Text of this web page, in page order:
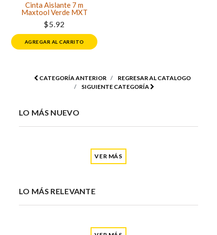
Cinta Aislante 7 m
Maxtool Verde MXT
$5.92
AGREGAR AL CARRITO
CATEGORÍA ANTERIOR
REGRESAR AL CATALOGO
SIGUIENTE CATEGORÍA
LO MÁS NUEVO
VER MÁS
LO MÁS RELEVANTE